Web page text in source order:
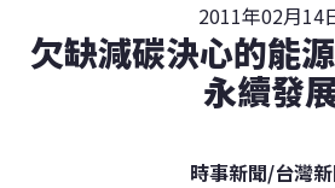
2011年02月14
欠缺減碳決心的能
永續發
時事新聞/台灣